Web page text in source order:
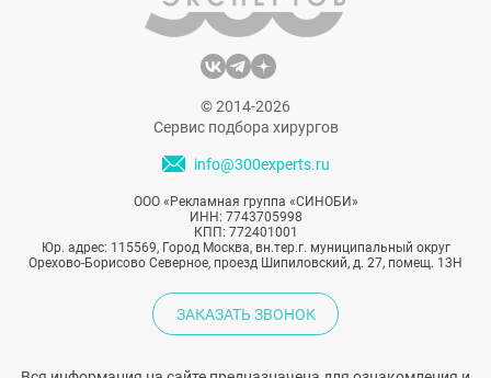
данном случае? Давайте разберемся.
© 2014-2026
Сервис подбора хирургов
info@300experts.ru
ООО «Рекламная группа «СИНОБИ»
ИНН: 7743705998
КПП: 772401001
Юр. адрес: 115569, Город Москва, вн.тер.г. муниципальный округ
Орехово-Борисово Северное, проезд Шипиловский, д. 27, помещ. 13Н
ЗАКАЗАТЬ ЗВОНОК